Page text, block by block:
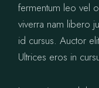
fermentum leo vel
viverra nam libero
id cursus. Auctor
Ultrices eros in